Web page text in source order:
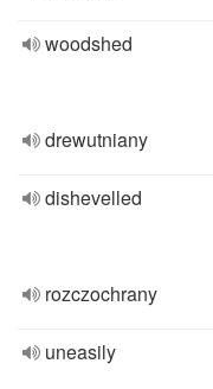
woodshed
drewutniany
dishevelled
rozczochrany
uneasily